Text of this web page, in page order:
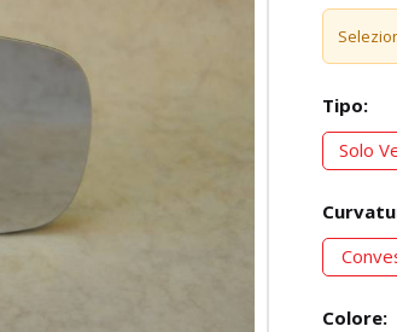
Tipo:
Solo
Colore: